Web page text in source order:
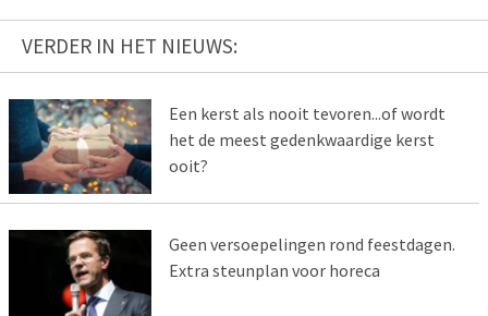
VERDER IN HET NIEUWS:
Een kerst als nooit tevoren...of wordt
het de meest gedenkwaardige kerst
ooit?
Geen versoepelingen rond feestdagen.
Extra steunplan voor horeca